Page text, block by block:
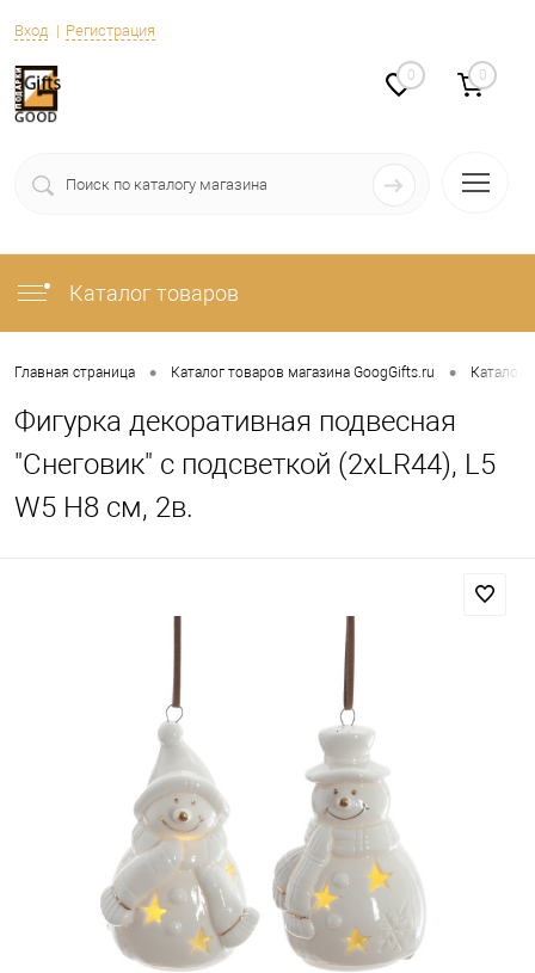
Вход Регистрация
0 0
Каталог товаров
Главная страница • Каталог товаров магазина GoogGifts.ru • Каталог
Фигурка декоративная подвесная
"Снеговик" с подсветкой (2хLR44), L5
W5 H8 см, 2в.